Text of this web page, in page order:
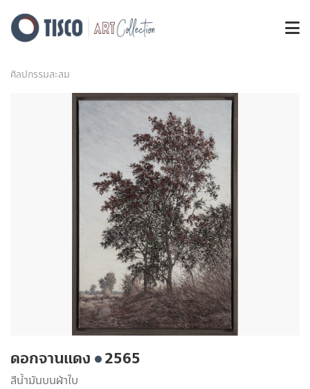
ศิลปกรรมสะสม
ดอกจานแดง 2565
สีน้ำมันบนผ้าใบ